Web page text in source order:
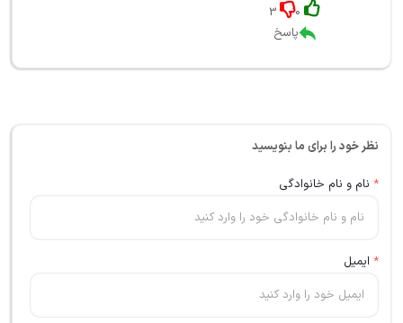
0
3
پاسخ
نظر خود را برای ما بنویسید
* نام و نام خانوادگی
* ایمیل